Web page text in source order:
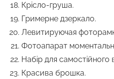
Крісло-груша.
Гримерне дзеркало.
Левитируючая
Фотоапарат
Набір для
Красива брошка.